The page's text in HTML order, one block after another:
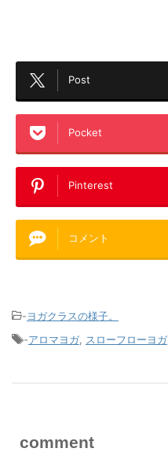
Post
Pocket
Pinterest
コメント
-ヨガクラスの様子。
-アロマヨガ スローフローヨガ
comment